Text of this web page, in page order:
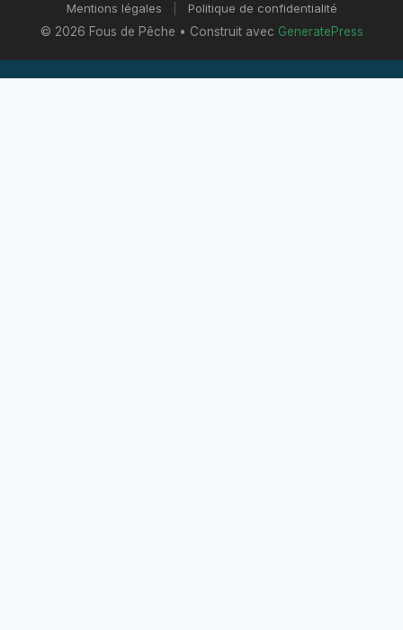
Mentions légales
Politique de confidentialité
© 2026 Fous de Pêche • Construit avec GeneratePress